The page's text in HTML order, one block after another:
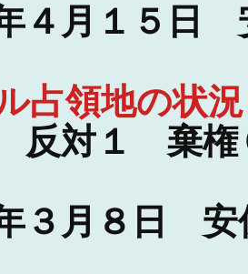
４月１５日
占領地の状況
反対１ 棄権
３月８日